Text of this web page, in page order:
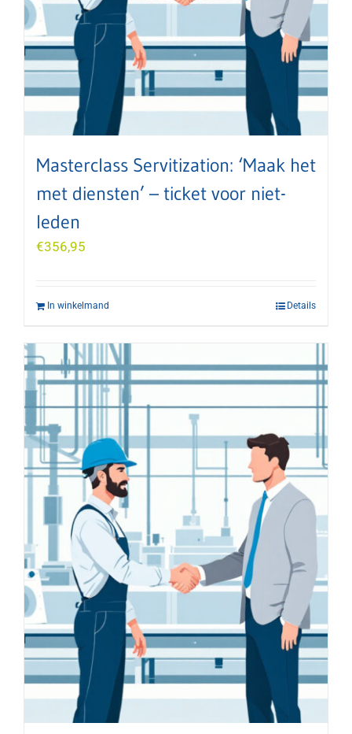
Masterclass Servitization: ‘Maak het
met diensten’ – ticket voor niet-
leden
€356,95
In winkelmand Details